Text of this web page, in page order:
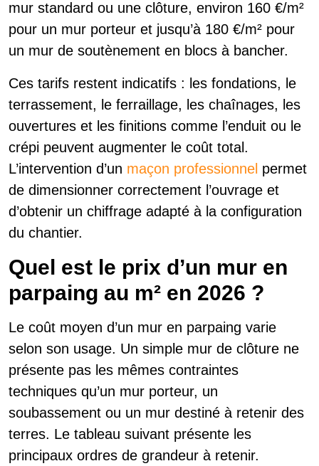
mur standard ou une clôture, environ 160 €/m²
pour un mur porteur et jusqu’à 180 €/m² pour
un mur de soutènement en blocs à bancher.
Ces tarifs restent indicatifs : les fondations, le
terrassement, le ferraillage, les chaînages, les
ouvertures et les finitions comme l’enduit ou le
crépi peuvent augmenter le coût total.
L’intervention d’un maçon professionnel permet
de dimensionner correctement l’ouvrage et
d’obtenir un chiffrage adapté à la configuration
du chantier.
Quel est le prix d’un mur en
parpaing au m² en 2026 ?
Le coût moyen d’un mur en parpaing varie
selon son usage. Un simple mur de clôture ne
présente pas les mêmes contraintes
techniques qu’un mur porteur, un
soubassement ou un mur destiné à retenir des
terres. Le tableau suivant présente les
principaux ordres de grandeur à retenir.